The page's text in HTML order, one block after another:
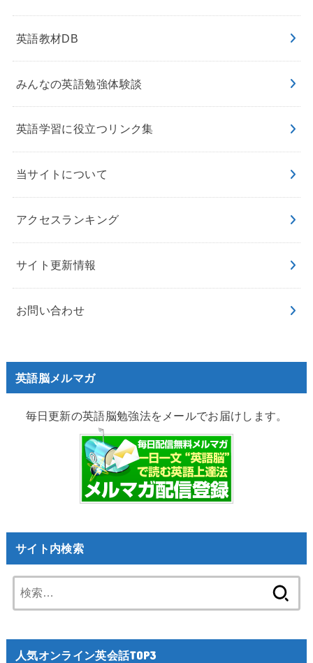
英語教材DB
みんなの英語勉強体験談
英語学習に役立つリンク集
当サイトについて
アクセスランキング
サイト更新情報
お問い合わせ
英語脳メルマガ
毎日更新の英語脳勉強法をメールでお届けします。
サイト内検索
索:
人気オンライン英会話TOP3